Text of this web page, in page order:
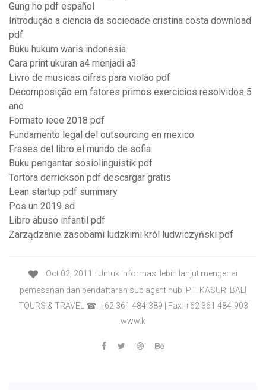
Gung ho pdf español
Introdução a ciencia da sociedade cristina costa download
pdf
Buku hukum waris indonesia
Cara print ukuran a4 menjadi a3
Livro de musicas cifras para violão pdf
Decomposição em fatores primos exercicios resolvidos 5
ano
Formato ieee 2018 pdf
Fundamento legal del outsourcing en mexico
Frases del libro el mundo de sofia
Buku pengantar sosiolinguistik pdf
Tortora derrickson pdf descargar gratis
Lean startup pdf summary
Pos un 2019 sd
Libro abuso infantil pdf
Zarządzanie zasobami ludzkimi król ludwiczyński pdf
Oct 02, 2011 · Untuk Informasi lebih lanjut mengenai
pemesanan dan pendaftaran sub agent hub: PT. KASURI BALI
TOURS & TRAVEL ☎: +62 361 484-389 | Fax: +62 361 484-903
www.k